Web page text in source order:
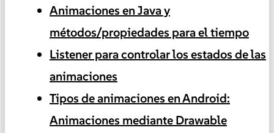
Animaciones en Java y
métodos/propiedades para el tiempo
Listener para controlar los estados de las
animaciones
Tipos de animaciones en Android:
Animaciones mediante Drawable